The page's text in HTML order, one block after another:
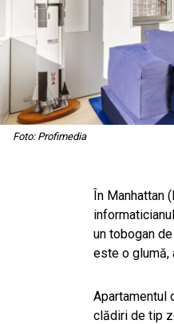
Foto: Profimedia
În Manhattan
un tobogan
este o glumă,
Apartamentul
clădiri de tip